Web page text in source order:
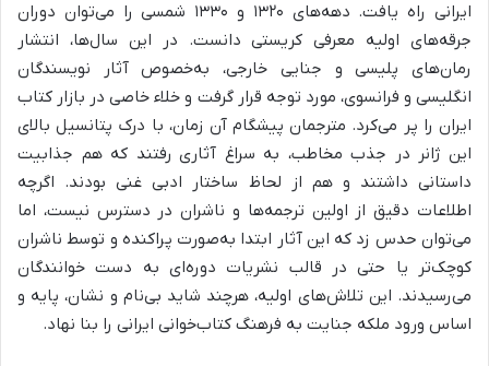
ایرانی راه یافت. دهه‌های ۱۳۲۰ و ۱۳۳۰ شمسی را می‌توان دوران
جرقه‌های اولیه معرفی کریستی دانست. در این سال‌ها، انتشار
رمان‌های پلیسی و جنایی خارجی، به‌خصوص آثار نویسندگان
انگلیسی و فرانسوی، مورد توجه قرار گرفت و خلاء خاصی در بازار کتاب
ایران را پر می‌کرد. مترجمان پیشگام آن زمان، با درک پتانسیل بالای
این ژانر در جذب مخاطب، به سراغ آثاری رفتند که هم جذابیت
داستانی داشتند و هم از لحاظ ساختار ادبی غنی بودند. اگرچه
اطلاعات دقیق از اولین ترجمه‌ها و ناشران در دسترس نیست، اما
می‌توان حدس زد که این آثار ابتدا به‌صورت پراکنده و توسط ناشران
کوچک‌تر یا حتی در قالب نشریات دوره‌ای به دست خوانندگان
می‌رسیدند. این تلاش‌های اولیه، هرچند شاید بی‌نام و نشان، پایه و
اساس ورود ملکه جنایت به فرهنگ کتاب‌خوانی ایرانی را بنا نهاد.